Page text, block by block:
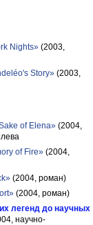
Nights» (2003,
Story» (2003,
of Elena» (2004,
of Fire» (2004,
(2004, роман)
(2004, роман)
легенд до научных
научно-